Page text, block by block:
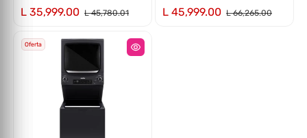
L 35,999.00 L 45,780.01 L 45,999.00 L 66,265.00
Oferta
Ú
L
T
I
P
O
R
T
U
N
I
D